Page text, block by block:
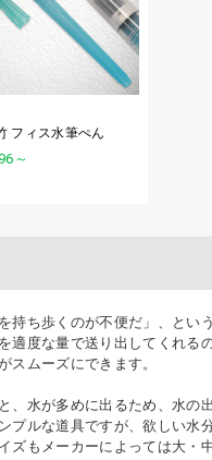
フィス水筆ぺん
～
持ち歩くのが不便だ」、と
適度な量で送り出してくれ
スムーズにできます。
、水が多めに出るため、水
プルな道具ですが、欲しい
ズもメーカーによっては大・